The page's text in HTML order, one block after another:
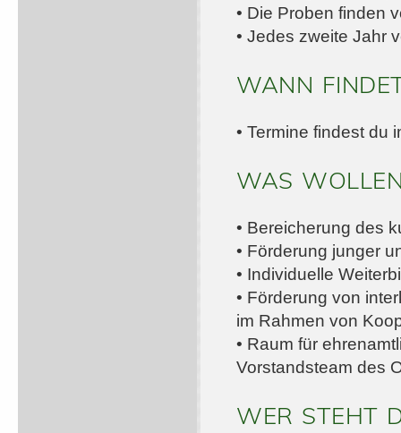
• Die Proben finden
• Jedes zweite Jahr
WANN
• Termine findest du
WAS
• Bereicherung des
• Förderung junger
• Individuelle
• Förderung von
im Rahmen von
• Raum für
Vorstandsteam des
WER STEHT